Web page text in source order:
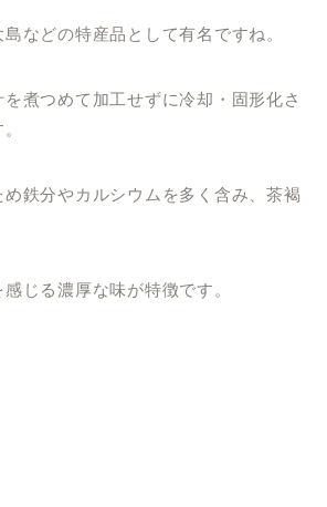
などの特産品として有名ですね。
煮つめて加工せずに冷却・固形化さ
鉄分やカルシウムを多く含み、茶褐
じる濃厚な味が特徴です。